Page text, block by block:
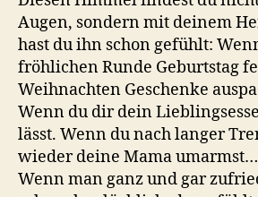
Augen, sondern mit deinem
hast du ihn schon gefühlt:
fröhlichen Runde Geburtstag
Weihnachten Geschenke
Wenn du dir dein
lässt. Wenn du nach langer
wieder deine Mama umarmst…
Wenn man ganz und gar